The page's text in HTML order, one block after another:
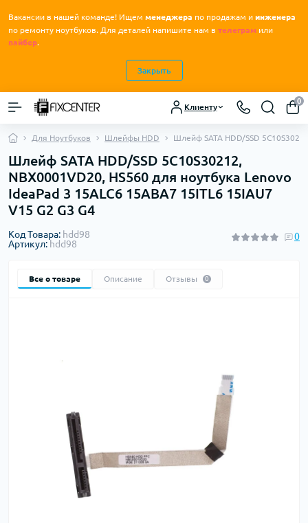
Вакансии в нашей команде! Ищем менеджера по продажам и инженера
по ремонту ноутбуков. Для деталей напишите нам в телеграм или
вайбер.
Закрыть
Клиенту
0
Для Ноутбуков Шлейфы HDD Шлейф SATA HDD/SSD
Шлейф SATA HDD/SSD 5C10S30212,
NBX0001VD20, HS560 для ноутбука Lenovo
IdeaPad 3 15ALC6 15ABA7 15ITL6 15IAU7
V15 G2 G3 G4
Код Товара: hdd98
Артикул: hdd98
0
Все о товаре Описание Отзывы 0